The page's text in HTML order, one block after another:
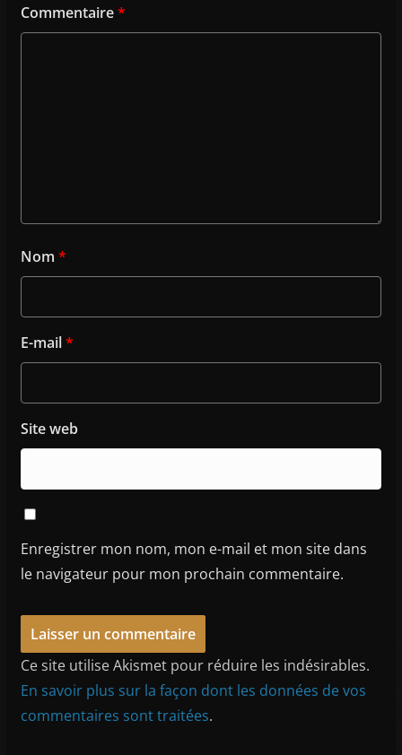
Commentaire*
Nom *
E-mail*
Site web
Enregistrer mon nom, mon e-mail et mon site dans
le navigateur pour mon prochain commentaire.
Ce site utilise Akismet pour réduire les indésirables.
En savoir plus sur la façon dont les données de vos
commentaires sont traitées.